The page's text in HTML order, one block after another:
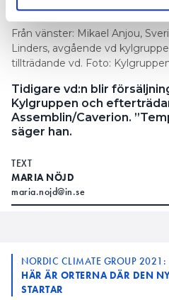
Från vänster: Mikael Anjou,
Linders, avgående vd
tillträdande vd. Foto:
Tidigare vd:n blir
Kylgruppen och
Assemblin/Caverion.
säger han.
TEXT
MARIA NÖJD
maria.nojd@in.se
NORDIC CLIMATE GROUP 2021:
HÄR ÄR ORTERNA DÄR DEN
STARTAR